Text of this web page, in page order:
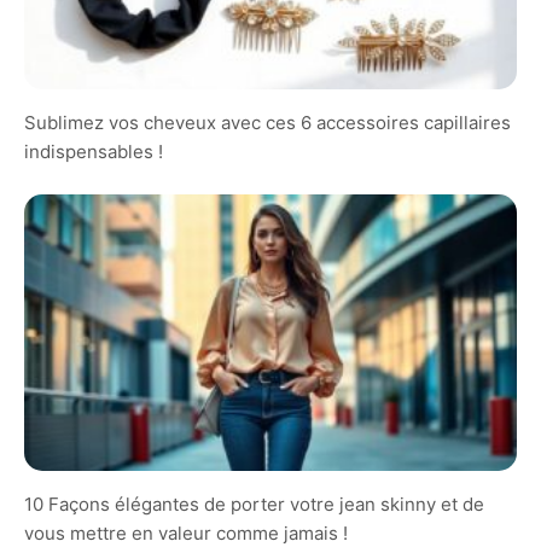
Sublimez vos cheveux avec ces 6 accessoires capillaires
indispensables !
10 Façons élégantes de porter votre jean skinny et de
vous mettre en valeur comme jamais !